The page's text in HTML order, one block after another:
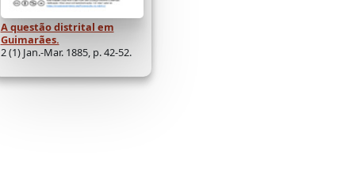
A questão distrital em
Guimarães.
2 (1) Jan.-Mar. 1885, p. 42-52.